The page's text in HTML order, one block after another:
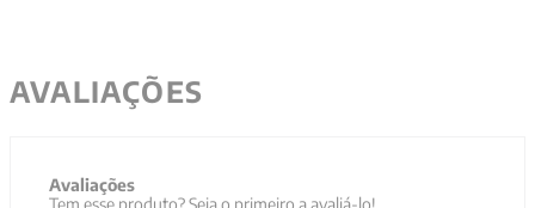
AVALIAÇÕES
Avaliações
Tem esse produto? Seja o primeiro a avaliá-lo!